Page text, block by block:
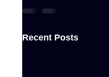
Recent Posts